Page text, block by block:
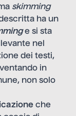
skimming
ha un
e si sta
nel
dei testi,
in
non solo
che